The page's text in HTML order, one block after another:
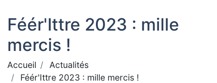
Féér'Ittre 2023 : mille
mercis !
Accueil
Actualités
Féér'Ittre 2023 : mille mercis !